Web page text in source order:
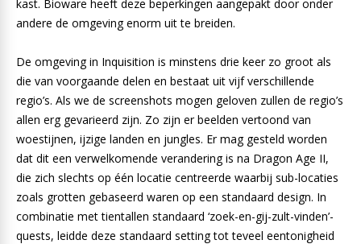
kast. Bioware heeft deze beperkingen aangepakt door onder
andere de omgeving enorm uit te breiden.
De omgeving in Inquisition is minstens drie keer zo groot als
die van voorgaande delen en bestaat uit vijf verschillende
regio’s. Als we de screenshots mogen geloven zullen de regio’s
allen erg gevarieerd zijn. Zo zijn er beelden vertoond van
woestijnen, ijzige landen en jungles. Er mag gesteld worden
dat dit een verwelkomende verandering is na Dragon Age II,
die zich slechts op één locatie centreerde waarbij sub-locaties
zoals grotten gebaseerd waren op een standaard design. In
combinatie met tientallen standaard ‘zoek-en-gij-zult-vinden’-
quests, leidde deze standaard setting tot teveel eentonigheid